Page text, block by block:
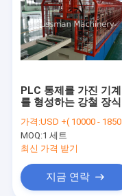
PLC 통제를 가진 기계
를 형성하는 강철 장식
의하여 직류 전기를 통
했습니다
가격:USD +( 10000 - 18500) +SET
MOQ:1 세트
최신 가격 받기
지금 연락